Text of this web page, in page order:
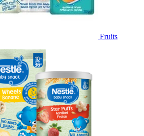
Fruits